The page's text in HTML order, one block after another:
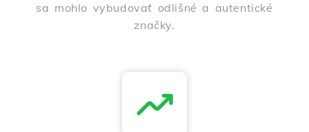
sa mohlo vybudovať odlišné a autentické
značky.